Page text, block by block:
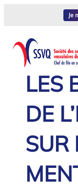
Je
LES
DE
SUR